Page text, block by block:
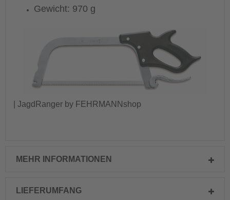
Gewicht: 970 g
| JagdRanger by FEHRMANNshop
MEHR INFORMATIONEN
LIEFERUMFANG